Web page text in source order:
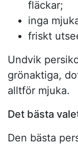
fläckar;
inga
friskt
Undvik
grönaktiga,
alltför mjuka.
Det bästa
Den bästa